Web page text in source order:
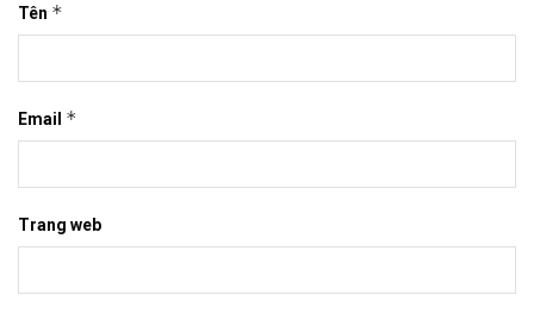
Tên *
Email *
Trang web